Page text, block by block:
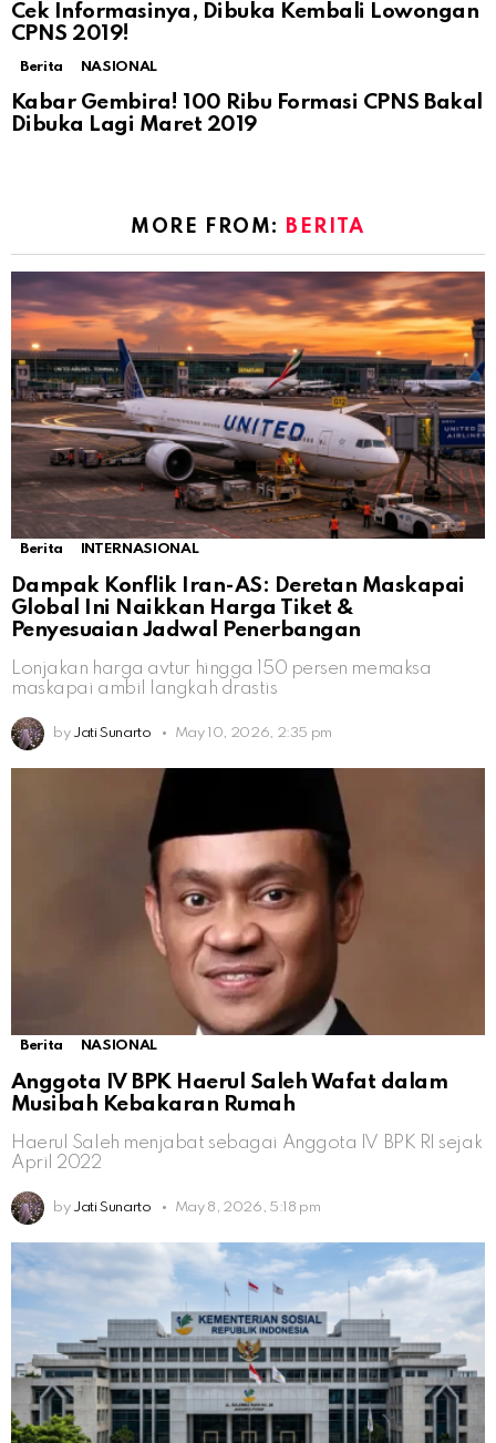
Cek Informasinya, Dibuka Kembali Lowongan
CPNS 2019!
Berita NASIONAL
Kabar Gembira! 100 Ribu Formasi CPNS Bakal
Dibuka Lagi Maret 2019
MORE FROM: BERITA
Berita INTERNASIONAL
Dampak Konflik Iran-AS: Deretan Maskapai
Global Ini Naikkan Harga Tiket &
Penyesuaian Jadwal Penerbangan
Lonjakan harga avtur hingga 150 persen memaksa
maskapai ambil langkah drastis
by Jati Sunarto May 10, 2026, 2:35 pm
Berita NASIONAL
Anggota IV BPK Haerul Saleh Wafat dalam
Musibah Kebakaran Rumah
Haerul Saleh menjabat sebagai Anggota IV BPK RI sejak
April 2022
by Jati Sunarto May 8, 2026, 5:18 pm